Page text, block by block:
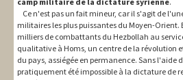
Ce n'est pas un fait mineur, car il s'agit de
militaires les plus puissantes du Moyen-
milliers de combattants du Hezbollah au
qualitative à Homs, un centre de la révolution
du pays, assiégée en permanence. Sans l'aide
pratiquement été impossible à la dictature de